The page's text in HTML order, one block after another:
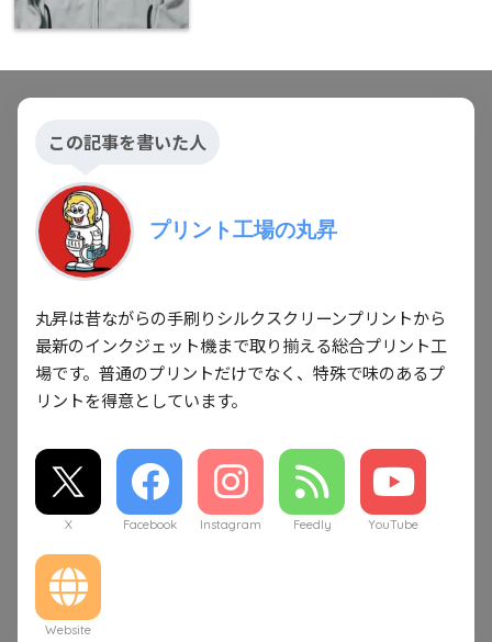
この記事を書いた人
プリント工場の丸昇
丸昇は昔ながらの手刷りシルクスクリーンプリントから
最新のインクジェット機まで取り揃える総合プリント工
場です。普通のプリントだけでなく、特殊で味のあるプ
リントを得意としています。
X Facebook Instagram Feedly YouTube
Website